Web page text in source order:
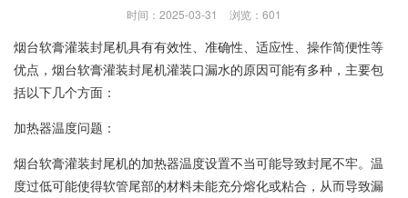
时间：2025-03-31 浏览：601
烟台软膏灌装封尾机具有有效性、准确性、适应性、操作简便性等
优点，烟台软膏灌装封尾机灌装口漏水的原因可能有多种，主要包
括以下几个方面：
加热器温度问题：
烟台软膏灌装封尾机的加热器温度设置不当可能导致封尾不牢。温
度过低可能使得软管尾部的材料未能充分熔化或粘合，从而导致漏